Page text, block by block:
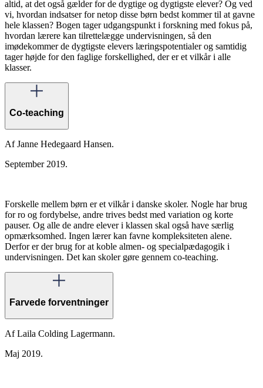
altid, at det også gælder for de dygtige og dygtigste elever? Og ved
vi, hvordan indsatser for netop disse børn bedst kommer til at gavne
hele klassen? Bogen tager udgangspunkt i forskning med fokus på,
hvordan lærere kan tilrettelægge undervisningen, så den
imødekommer de dygtigste elevers læringspotentialer og samtidig
tager højde for den faglige forskellighed, der er et vilkår i alle
klasser.
Co-teaching
Af Janne Hedegaard Hansen.
September 2019.
Forskelle mellem børn er et vilkår i danske skoler. Nogle har brug
for ro og fordybelse, andre trives bedst med variation og korte
pauser. Og alle de andre elever i klassen skal også have særlig
opmærksomhed. Ingen lærer kan favne kompleksiteten alene.
Derfor er der brug for at koble almen- og specialpædagogik i
undervisningen. Det kan skoler gøre gennem co-teaching.
Farvede forventninger
Af Laila Colding Lagermann.
Maj 2019.